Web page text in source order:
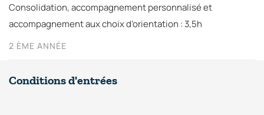
Consolidation, accompagnement personnalisé et
accompagnement aux choix d’orientation : 3,5h
2 ÈME ANNÉE
Conditions d'entrées